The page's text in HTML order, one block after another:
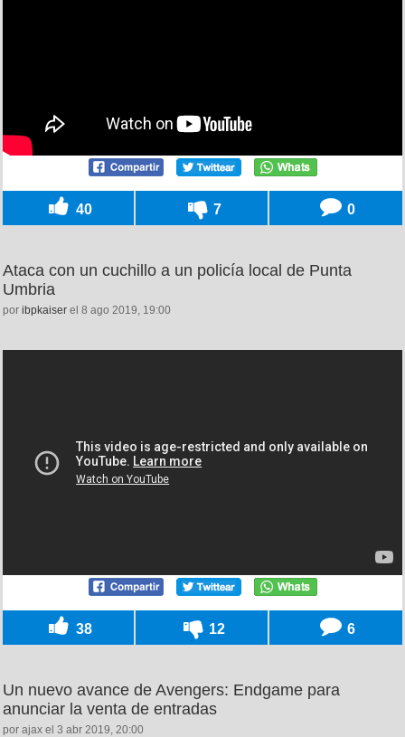
40 7 0
Ataca con un cuchillo a un policía local de Punta
Umbria
por ibpkaiser el 8 ago 2019, 19:00
38 12 6
Un nuevo avance de Avengers: Endgame para
anunciar la venta de entradas
por ajax el 3 abr 2019, 20:00